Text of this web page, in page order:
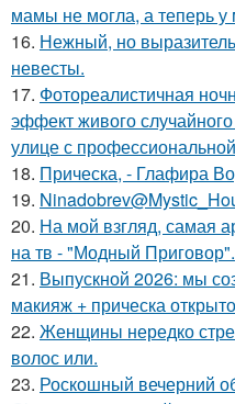
мамы не могла, а теперь у
16. Нежный, но
невесты.
17. Фотореалистичная
эффект живого
улице с
18. Прическа, - Глафира
19.
20. На мой взгляд, самая
на тв - "Модный Приговор".
21. Выпускной 2026: мы
макияж + прическа
22. Женщины нередко
волос или.
23. Роскошный вечерний